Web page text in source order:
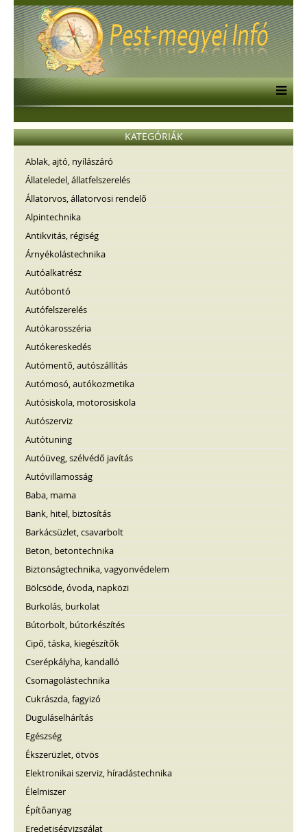
KATEGÓRIÁK
Ablak, ajtó, nyílászáró
Állateledel, állatfelszerelés
Állatorvos, állatorvosi rendelő
Alpintechnika
Antikvitás, régiség
Árnyékolástechnika
Autóalkatrész
Autóbontó
Autófelszerelés
Autókarosszéria
Autókereskedés
Autómentő, autószállítás
Autómosó, autókozmetika
Autósiskola, motorosiskola
Autószerviz
Autótuning
Autóüveg, szélvédő javítás
Autóvillamosság
Baba, mama
Bank, hitel, biztosítás
Barkácsüzlet, csavarbolt
Beton, betontechnika
Biztonságtechnika, vagyonvédelem
Bölcsöde, óvoda, napközi
Burkolás, burkolat
Bútorbolt, bútorkészítés
Cipő, táska, kiegészítők
Cserépkályha, kandalló
Csomagolástechnika
Cukrászda, fagyizó
Duguláselhárítás
Egészség
Ékszerüzlet, ötvös
Elektronikai szerviz, híradástechnika
Élelmiszer
Építőanyag
Eredetiségvizsgálat